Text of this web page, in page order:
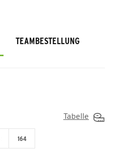
TEAMBESTELLUNG
Tabelle
164